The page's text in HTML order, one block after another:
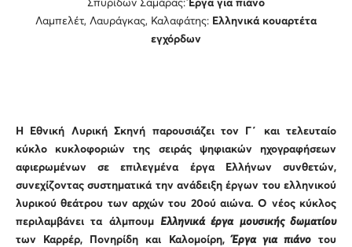
Σπυρίδων Σαμάρας:Έργα για πιάνο
Λαμπελέτ, Λαυράγκας, Καλαφάτης: Ελληνικά κουαρτέτα
εγχόρδων
Η Εθνική Λυρική Σκηνή παρουσιάζει τον Γ΄ και τελευταίο
κύκλο κυκλοφοριών της σειράς ψηφιακών ηχογραφήσεων
αφιερωμένων σε επιλεγμένα έργα Ελλήνων συνθετών,
συνεχίζοντας συστηματικά την ανάδειξη έργων του ελληνικού
λυρικού θεάτρου των αρχών του 20ού αιώνα. Ο νέος κύκλος
περιλαμβάνει τα άλμπουμ Ελληνικά έργα μουσικής δωματίου
των Καρρέρ, Πονηρίδη και Καλομοίρη,Έργα για πιάνοτου